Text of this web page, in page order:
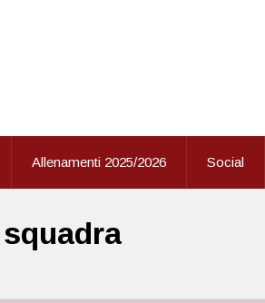
Allenamenti 2025/2026 Social